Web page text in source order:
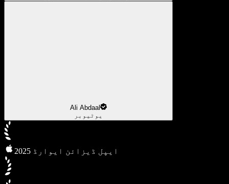
Ali Abdaal
یوٹیوبر
2025 ایپل ڈیزائن ایوارڈ